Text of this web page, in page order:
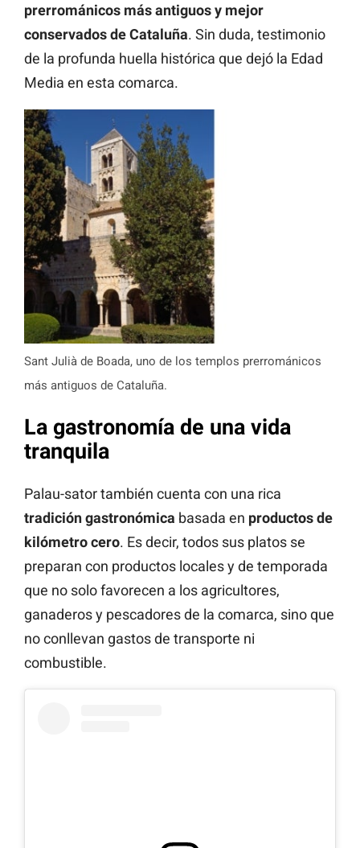
prerrománicos más antiguos y mejor
conservados de Cataluña. Sin duda, testimonio
de la profunda huella histórica que dejó la Edad
Media en esta comarca.
Sant Julià de Boada, uno de los templos prerrománicos
más antiguos de Cataluña.
La gastronomía de una vida
tranquila
Palau-sator también cuenta con una rica
tradición gastronómica basada en productos de
kilómetro cero. Es decir, todos sus platos se
preparan con productos locales y de temporada
que no solo favorecen a los agricultores,
ganaderos y pescadores de la comarca, sino que
no conllevan gastos de transporte ni
combustible.